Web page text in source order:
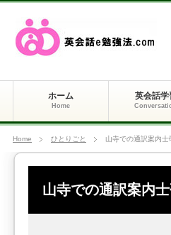
ホーム
Home
英会話学
Home ひとりごと 山寺での通訳案内士
山寺での通訳案内